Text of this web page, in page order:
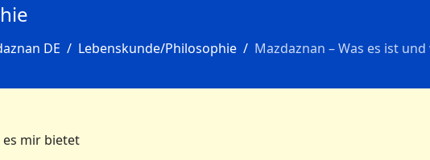
DE Lebenskunde/Philosophie Mazdaznan – Was es ist